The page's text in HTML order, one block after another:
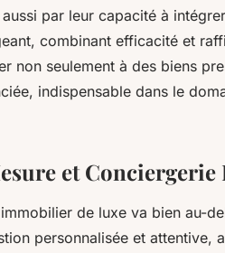
par leur capacité à
combinant efficacité et
non seulement à des biens
indispensable dans le
et Conciergerie
de luxe va bien au-
personnalisée et attentive,